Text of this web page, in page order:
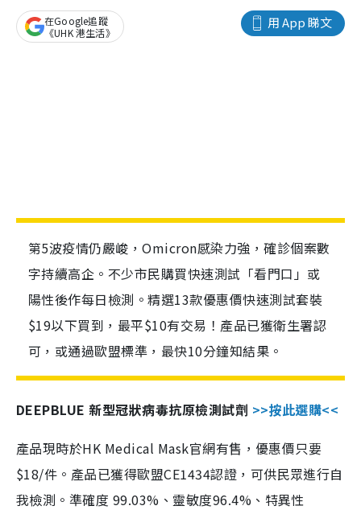
用 App 睇文
在Google追蹤
《UHK 港生活》
第5波疫情仍嚴峻，Omicron感染力強，確診個案數
字持續高企。不少市民購買快速測試「看門口」或
陽性後作每日檢測。精選13款優惠價快速測試套裝
$19以下買到，最平$10有交易！產品已獲衛生署認
可，或通過歐盟標準，最快10分鐘知結果。
DEEPBLUE 新型冠狀病毒抗原檢測試劑 >>按此選購<<
產品現時於HK Medical Mask官網有售，優惠價只要
$18/件。產品已獲得歐盟CE1434認證，可供民眾進行自
我檢測。準確度 99.03%、靈敏度96.4%、特異性